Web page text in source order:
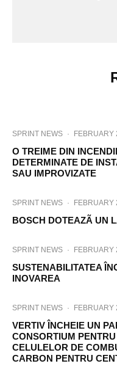
SPRINT NEWS · FEBRUARY
O TREIME DIN
DETERMINATE DE
SAU IMPROVIZATE
SPRINT NEWS · FEBRUARY
BOSCH DOTEAZÃ UN
SPRINT NEWS · FEBRUARY
SUSTENABILITATEA
INOVAREA
SPRINT NEWS · FEBRUARY
VERTIV ÎNCHEIE UN
CONSORTIUM
CELULELOR DE
CARBON PENTRU